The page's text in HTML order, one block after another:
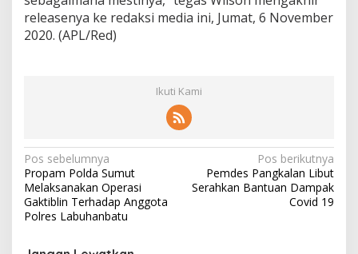
releasenya ke redaksi media ini, Jumat, 6 November
2020. (APL/Red)
Ikuti Kami
N
a
v
i
Pos sebelumnya
Propam Polda Sumut
Melaksanakan Operasi
Gaktiblin Terhadap Anggota
Polres Labuhanbatu
Pos berikutnya
Pemdes Pangkalan Libut
Serahkan Bantuan Dampak
Covid 19